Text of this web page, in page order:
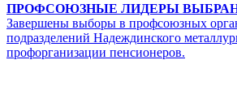
ПРОФСОЮЗНЫЕ ЛИДЕРЫ
Завершены выборы в профсоюзных
подразделений Надеждинского
профорганизации пенсионеров.